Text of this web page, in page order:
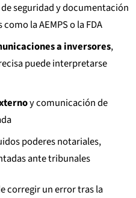
seguridad y documentación
la AEMPS o la FDA
a inversores,
puede interpretarse
y comunicación de
poderes notariales,
ante tribunales
corregir un error tras la